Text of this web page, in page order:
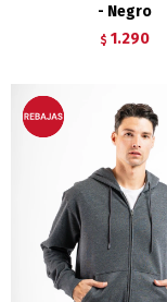
- Negro
$ 1.290